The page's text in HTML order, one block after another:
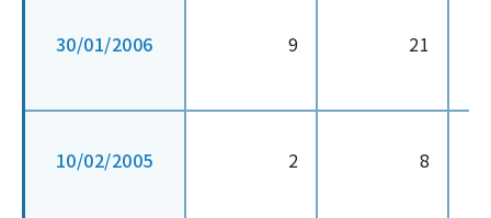
30/01/2006 9 21
10/02/2005 2 8